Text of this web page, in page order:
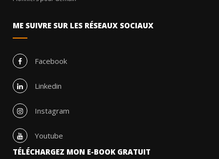
ME SUIVRE SUR LES RÉSEAUX SOCIAUX
Facebook
Linkedin
Instagram
Youtube
TÉLÉCHARGEZ MON E-BOOK GRATUIT